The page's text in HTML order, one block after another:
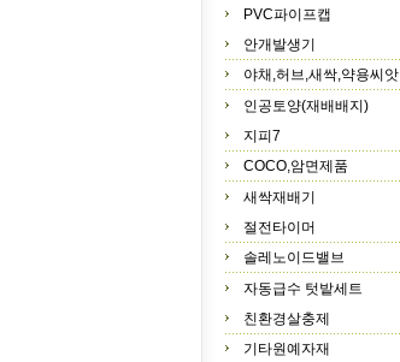
PVC파이프캡
안개발생기
야채,허브,새싹,약용씨앗
인공토양(재배배지)
지피7
COCO,암면제품
새싹재배기
절전타이머
솔레노이드밸브
자동급수 텃밭세트
친환경살충제
기타원예자재